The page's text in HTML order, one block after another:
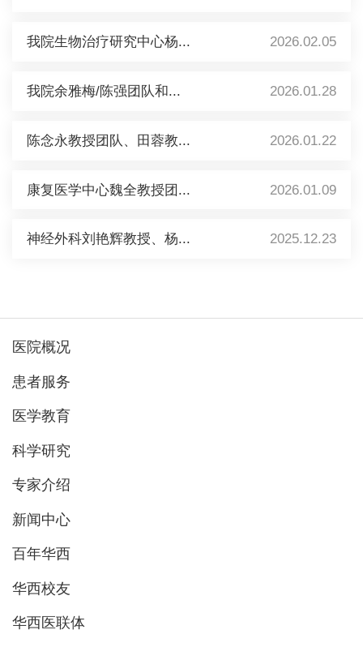
我院生物治疗研究中心杨... 2026.02.05
我院余雅梅/陈强团队和... 2026.01.28
陈念永教授团队、田蓉教... 2026.01.22
康复医学中心魏全教授团... 2026.01.09
神经外科刘艳辉教授、杨... 2025.12.23
医院概况
患者服务
医学教育
科学研究
专家介绍
新闻中心
百年华西
华西校友
华西医联体